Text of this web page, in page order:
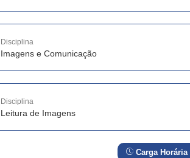
Disciplina
Imagens e Comunicação
Disciplina
Leitura de Imagens
Carga Horária